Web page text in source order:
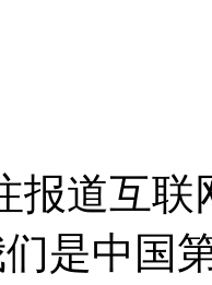
报道互联
们是中国